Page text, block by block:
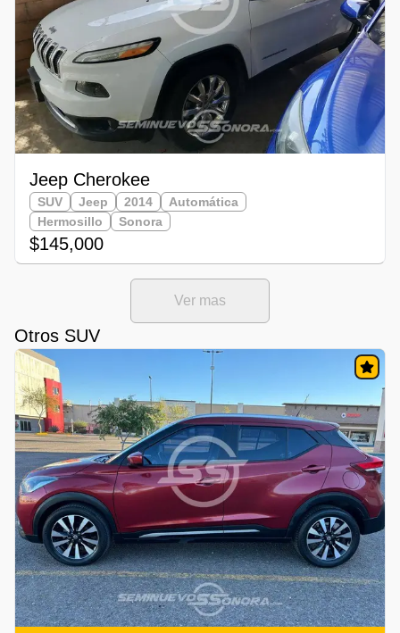
Jeep Cherokee
SUV Jeep 2014
Automática
Hermosillo
Sonora
$145,000
Ver mas
Otros SUV